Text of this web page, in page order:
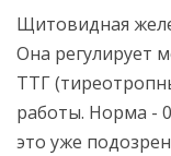
Щитовидная
Она регулирует
ТТГ
работы. Норма -
это уже